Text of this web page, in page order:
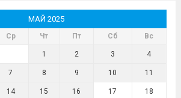
МАЙ 2025
Ср Чт Пт Сб Вс
1 2 3 4
7 8 9 10 11
14 15 16 17 18